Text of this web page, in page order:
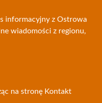
informacyjny z Ostrowa
wiadomości z regionu,
na stronę Kontakt